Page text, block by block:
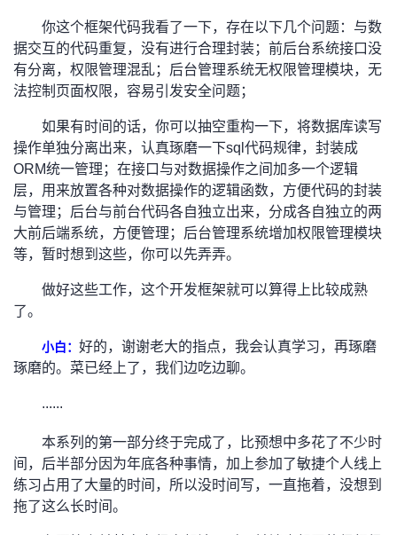
的
课
我
的
证
我
实
验
的
收
藏
技
术
持
的
云
建
议
你这个框架代码我看了一下，存在以下几个问题：与数
据交互的代码重复，没有进行合理封装；前后台系统接口没
有分离，权限管理混乱；后台管理系统无权限管理模块，无
法控制页面权限，容易引发安全问题；
如果有时间的话，你可以抽空重构一下，将数据库读写
操作单独分离出来，认真琢磨一下sql代码规律，封装成
ORM统一管理；在接口与对数据操作之间加多一个逻辑
层，用来放置各种对数据操作的逻辑函数，方便代码的封装
与管理；后台与前台代码各自独立出来，分成各自独立的两
大前后端系统，方便管理；后台管理系统增加权限管理模块
等，暂时想到这些，你可以先弄弄。
做好这些工作，这个开发框架就可以算得上比较成熟
了。
小白： 好的，谢谢老大的指点，我会认真学习，再琢磨
琢磨的。菜已经上了，我们边吃边聊。
......
本系列的第一部分终于完成了，比预想中多花了不少时
间，后半部分因为年底各种事情，加上参加了敏捷个人线上
练习占用了大量的时间，所以没时间写，一直拖着，没想到
拖了这么长时间。